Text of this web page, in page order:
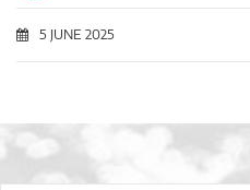
5 JUNE 2025